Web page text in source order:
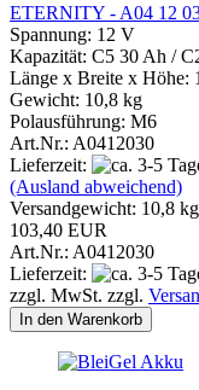
ETERNITY - A04 12
Spannung: 12 V
Kapazität: C5 30 Ah /
Länge x Breite x Höhe:
Gewicht: 10,8 kg
Polausführung: M6
Art.Nr.: A0412030
Lieferzeit:
(Ausland abweichend)
Versandgewicht: 10,8
103,40 EUR
Art.Nr.: A0412030
Lieferzeit:
zzgl. MwSt. zzgl.
In den Warenkorb